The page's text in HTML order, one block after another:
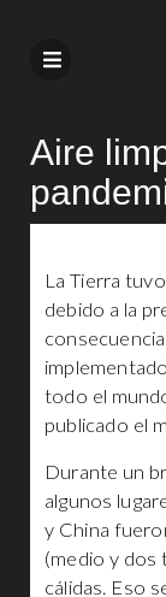
Aire
La Tierra
debido a la
todo el
publicado el
Durante un
algunos
y China
(medio y dos
cálidas. Eso